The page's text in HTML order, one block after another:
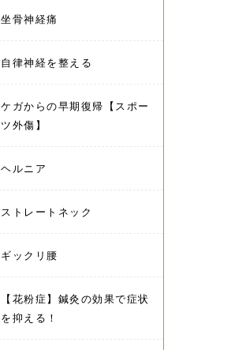
坐骨神経痛
自律神経を整える
ケガからの早期復帰【スポー
ツ外傷】
ヘルニア
ストレートネック
ギックリ腰
【花粉症】鍼灸の効果で症状
を抑える！